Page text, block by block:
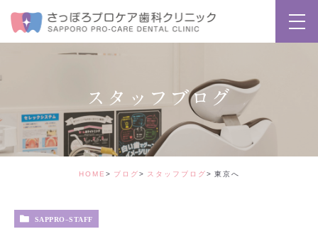
スタッフブログ
HOME ブログ スタッフブログ 東京へ
SAPPRO-STAFF